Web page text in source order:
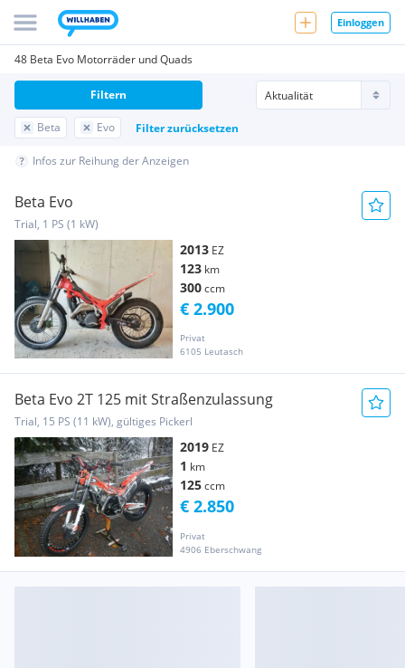
Einloggen
48 Beta Evo Motorräder und Quads
Beta Evo Filter zurücksetzen
Filtern
Infos zur Reihung der Anzeigen
Beta Evo
Trial, 1 PS (1 kW)
2013 EZ
123 km
300ccm
Privat
6105 Leutasch
€ 2.900
Beta Evo 2T 125 mit Straßenzulassung
Trial, 15 PS (11 kW), gültiges Pickerl
2019 EZ
1 km
125ccm
Privat
4906 Eberschwang
€ 2.850